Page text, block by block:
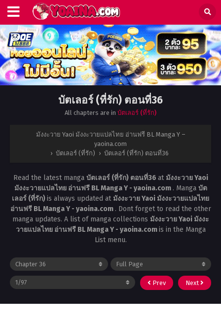
บัตเลอร์ (ที่รัก) ตอนที่36
All chapters are in บัตเลอร์ (ที่รัก)
มังงะวาย Yaoi มังงะวายแปลไทย อ่านฟรี BL Manga Y –
yaoina.com
› บัตเลอร์ (ที่รัก) › บัตเลอร์ (ที่รัก) ตอนที่36
Read the latest manga บัตเลอร์ (ที่รัก) ตอนที่36 at มังงะวาย Yaoi
มังงะวายแปลไทย อ่านฟรี BL Manga Y - yaoina.com . Manga บัต
เลอร์ (ที่รัก)is always updated at มังงะวาย Yaoi มังงะวายแปลไทย
อ่านฟรี BL Manga Y - yaoina.com . Dont forget to read the other
manga updates. A list of manga collections มังงะวาย Yaoi มังงะ
วายแปลไทย อ่านฟรี BL Manga Y - yaoina.comis in the Manga
List menu.
Prev Next